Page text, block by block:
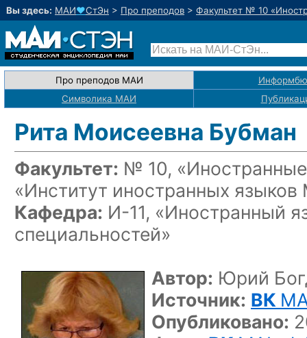
Вы здесь: МАИ♥СтЭн > Про преподов > Факультет № 10
Про преподов МАИ
Символика МАИ
Рита Моисеевна Бубман
Факультет: № 10,
«Институт иностранных
Кафедра: И-11, «Иностранный
специальностей»
Автор: Юрий
Источник: ВК
Опубликовано: